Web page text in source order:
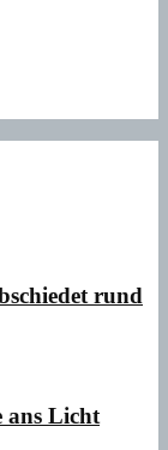
rund
ans Licht